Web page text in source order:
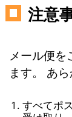
注意
メール便を
ます。 あ
すべてポ